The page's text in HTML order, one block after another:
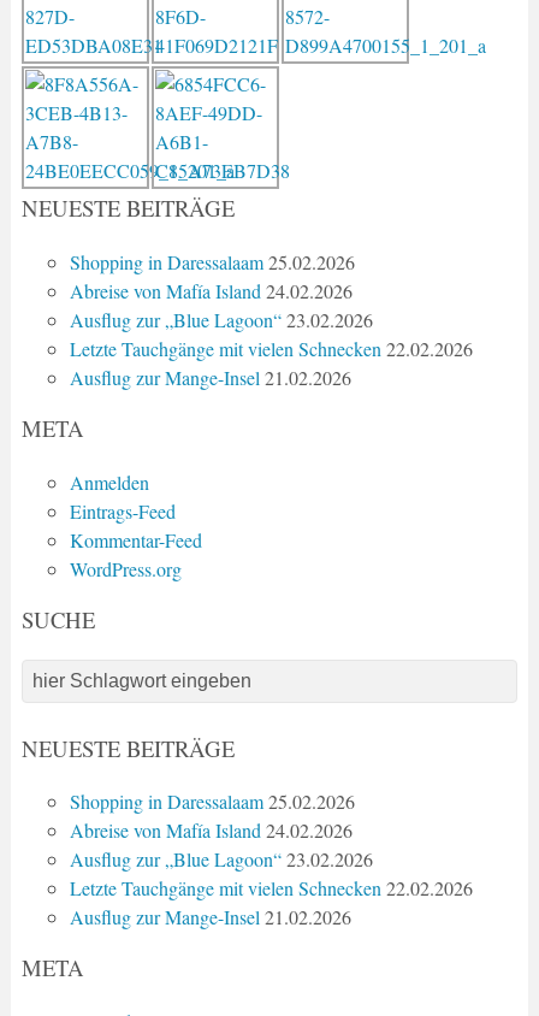
NEUESTE BEITRÄGE
Shopping in Daressalaam 25.02.2026
Abreise von Mafía Island 24.02.2026
Ausflug zur „Blue Lagoon“ 23.02.2026
Letzte Tauchgänge mit vielen Schnecken 22.02.2026
Ausflug zur Mange-Insel 21.02.2026
META
Anmelden
Eintrags-Feed
Kommentar-Feed
WordPress.org
SUCHE
NEUESTE BEITRÄGE
Shopping in Daressalaam 25.02.2026
Abreise von Mafía Island 24.02.2026
Ausflug zur „Blue Lagoon“ 23.02.2026
Letzte Tauchgänge mit vielen Schnecken 22.02.2026
Ausflug zur Mange-Insel 21.02.2026
META